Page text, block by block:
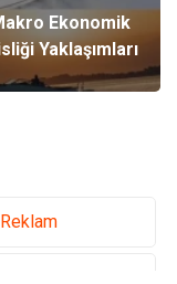
Ekonomik
Yaklaşımları
Reklam